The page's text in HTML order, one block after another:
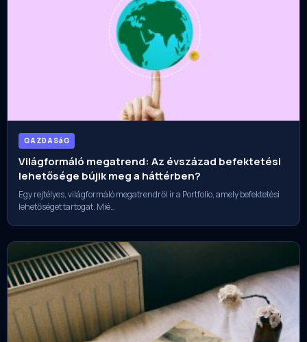
GAZDASáG
Világformáló megatrend: Az évszázad befektetési
lehetősége bújik meg a háttérben?
Egy rejtélyes, világformáló megatrendről ír a Portfolio, amely befektetési
lehetőséget tartogat. Mié…